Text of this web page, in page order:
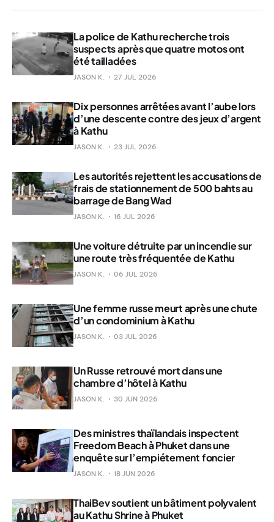
La police de Kathu recherche trois
suspects après que quatre motos ont
été tailladées
JASON K. 27 JUL 2026
Dix personnes arrêtées avant l’aube lors
d’une descente contre des jeux d’argent
à Kathu
JASON K. 23 JUL 2026
Les autorités rejettent les accusations de
frais de stationnement de 500 bahts au
barrage de Bang Wad
JASON K. 16 JUL 2026
Une voiture détruite par un incendie sur
une route très fréquentée de Kathu
JASON K. 06 JUL 2026
Une femme russe meurt après une chute
d’un condominium à Kathu
JASON K. 03 JUL 2026
Un Russe retrouvé mort dans une
chambre d’hôtel à Kathu
JASON K. 30 JUN 2026
Des ministres thaïlandais inspectent
Freedom Beach à Phuket dans une
enquête sur l’empiétement foncier
JASON K. 18 JUN 2026
ThaiBev soutient un bâtiment polyvalent
au Kathu Shrine à Phuket